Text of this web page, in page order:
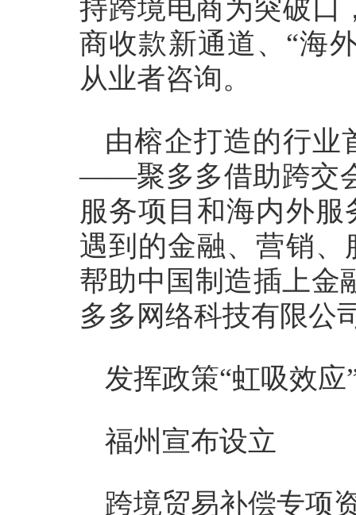
持跨境电商为突破口
商收款新通道、“海
从业者咨询。
由榕企打造的行业
——聚多多借助跨交
服务项目和海内外
遇到的金融、营销
帮助中国制造插上金
多多网络科技有限公
发挥政策“虹吸效应
福州宣布设立
跨境贸易补偿专项